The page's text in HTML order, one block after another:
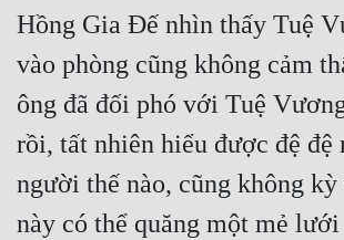
Hồng Gia Đế nhìn thấy Tuệ
vào phòng cũng không cảm
ông đã đối phó với Tuệ
rồi, tất nhiên hiểu được đệ đệ
người thế nào, cũng không
này có thể quăng một mẻ